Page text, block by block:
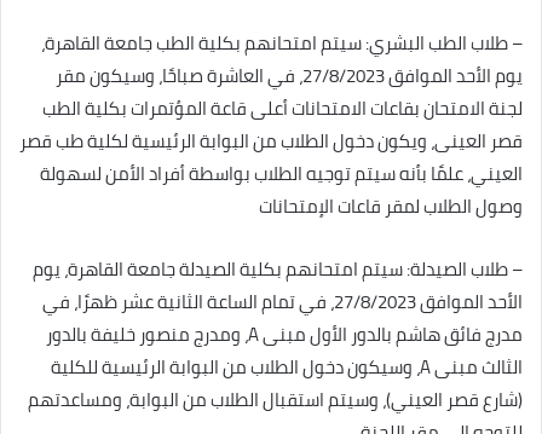
– طلاب الطب البشري: سيتم امتحانهم بكلية الطب جامعة القاهرة،
يوم الأحد الموافق 27/8/2023، في العاشرة صباحًا، وسيكون مقر
لجنة الامتحان بقاعات الامتحانات أعلى قاعة المؤتمرات بكلية الطب
قصر العينى، ويكون دخول الطلاب من البوابة الرئيسية لكلية طب قصر
العيني، علمًا بأنه سيتم توجيه الطلاب بواسطة أفراد الأمن لسهولة
وصول الطلاب لمقر قاعات الإمتحانات
– طلاب الصيدلة: سيتم امتحانهم بكلية الصيدلة جامعة القاهرة، يوم
الأحد الموافق 27/8/2023، في تمام الساعة الثانية عشر ظهرًا، في
مدرج فائق هاشم بالدور الأول مبنى A، ومدرج منصور خليفة بالدور
الثالث مبنى A، وسيكون دخول الطلاب من البوابة الرئيسية للكلية
(شارع قصر العيني)، وسيتم استقبال الطلاب من البوابة، ومساعدتهم